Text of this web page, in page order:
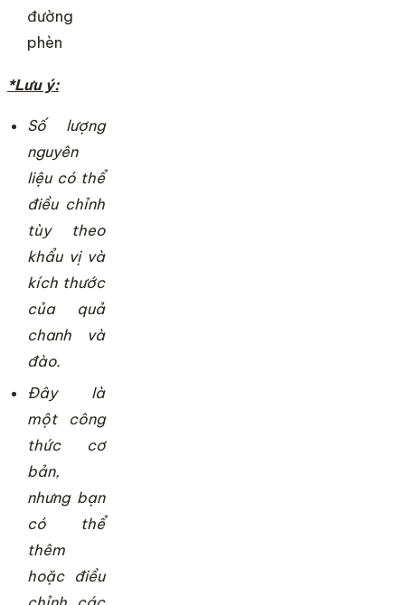
đường
phèn
*Lưu ý:
Số lượng
nguyên
liệu có thể
điều chỉnh
tùy theo
khẩu vị và
kích thước
của quả
chanh và
đào.
Đây là
một công
thức cơ
bản,
nhưng bạn
có thể
thêm
hoặc điều